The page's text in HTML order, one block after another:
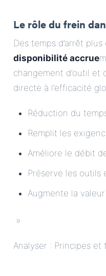
Le rôle du frein
Des temps d’arrêt
disponibilité accrue
changement d’outil
directe à l’efficacité
Réduction du
Remplit les
Améliore le débit
Préserve les outils
Augmente la
»
Analyser : Principes et